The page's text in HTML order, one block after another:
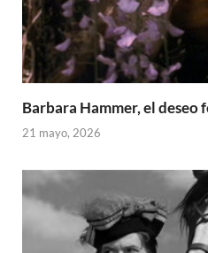
Barbara Hammer, el deseo
21 mayo, 2026